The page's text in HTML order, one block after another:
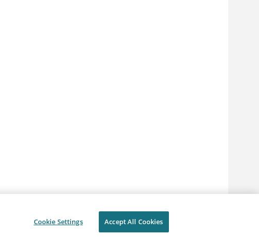
Cookie Settings Accept All Cookies